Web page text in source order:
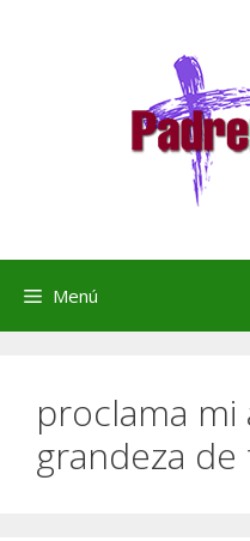
Menú
proclama mi
grandeza